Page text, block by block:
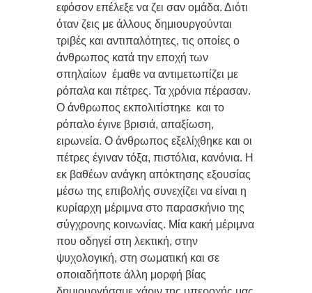
εφόσον επέλεξε να ζει σαν ομάδα. Διότι
όταν ζεις με άλλους δημιουργούνται
τριβές και αντιπαλότητες, τις οποίες ο
άνθρωπος κατά την εποχή των
σπηλαίων έμαθε να αντιμετωπίζει με
ρόπαλα και πέτρες. Τα χρόνια πέρασαν.
Ο άνθρωπος εκπολιτίστηκε και το
ρόπαλο έγινε βρισιά, απαξίωση,
ειρωνεία. Ο άνθρωπος εξελίχθηκε και οι
πέτρες έγιναν τόξα, πιστόλια, κανόνια. Η
εκ βαθέων ανάγκη απόκτησης εξουσίας
μέσω της επιβολής συνεχίζει να είναι η
κυρίαρχη μέριμνα στο παρασκήνιο της
σύγχρονης κοινωνίας. Μία κακή μέριμνα
που οδηγεί στη λεκτική, στην
ψυχολογική, στη σωματική και σε
οποιαδήποτε άλλη μορφή βίας